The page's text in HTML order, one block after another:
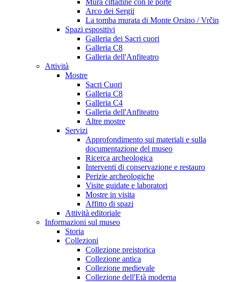
Mura cittadine con le porte
Arco dei Sergii
La tomba murata di Monte Orsino / Vrčin
Spazi espositivi
Galleria dei Sacri cuori
Galleria C8
Galleria dell'Anfiteatro
Attività
Mostre
Sacri Cuori
Galleria C8
Galleria C4
Galleria dell'Anfiteatro
Altre mostre
Servizi
Approfondimento sui materiali e sulla
documentazione del museo
Ricerca archeologica
Interventi di conservazione e restauro
Perizie archeologiche
Visite guidate e laboratori
Mostre in visita
Affitto di spazi
Attività editoriale
Informazioni sul museo
Storia
Collezioni
Collezione preistorica
Collezione antica
Collezione medievale
Collezione dell'Età moderna